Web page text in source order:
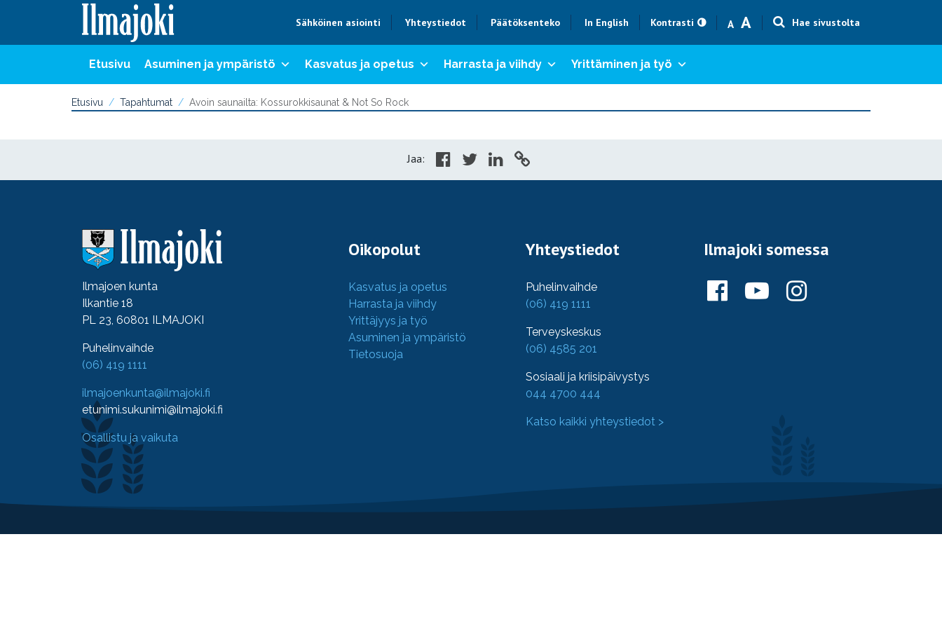
Sähköinen asiointi Yhteystiedot Päätöksenteko In English Kontrasti A
Text size smaller
AText size bigger
Hae sivustolta
Etusivu Asuminen ja ympäristö Kasvatus ja opetus Harrasta ja viihdy Yrittäminen ja työ
Etusivu Tapahtumat Avoin saunailta: Kossurokkisaunat & Not So Rock
Jaa:
Ilmajoen kunta
Ilkantie 18
PL 23, 60801 ILMAJOKI
Puhelinvaihde
(06) 419 1111
ilmajoenkunta@ilmajoki.fi
etunimi.sukunimi@ilmajoki.fi
Osallistu ja vaikuta
Oikopolut
Kasvatus ja opetus
Harrasta ja viihdy
Yrittäjyys ja työ
Asuminen ja ympäristö
Tietosuoja
Yhteystiedot
Puhelinvaihde
(06) 419 1111
Terveyskeskus
(06) 4585 201
Sosiaali ja kriisipäivystys
044 4700 444
Katso kaikki yhteystiedot >
Ilmajoki somessa